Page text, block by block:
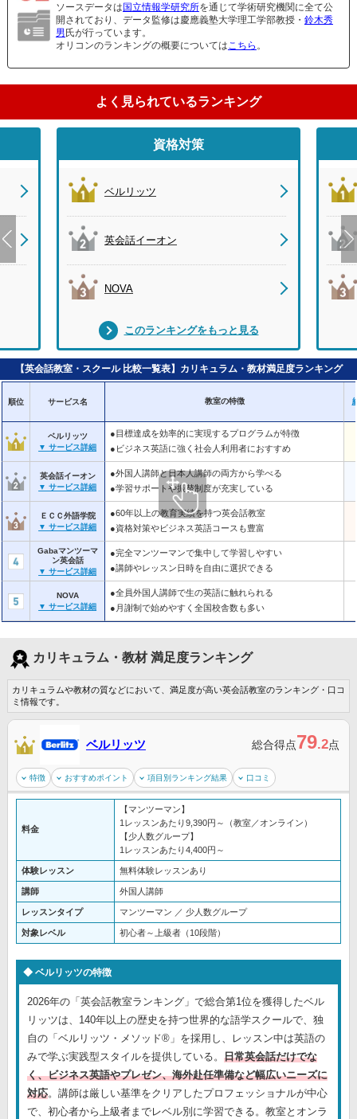
ソースデータは 国立情報学研究所を通じて学術研究機関に全て公
開されており、データ監修は慶應義塾大学理工学部教授・ 鈴木秀
男 氏が行っています。
オリコンのランキングの概要についてはこちら 。
よく見られているランキング
資格対策
ベルリッツ
英会話イーオン
NOVA
このランキングをもっと見る
【英会話教室・スクール 比較一覧表】カリキュラム・教材満足度ランキング
順位 サービス名 教室の特徴
ベルリッツ
▼ サービス詳細
●目標達成を効率的に実現するプログラムが特徴
●ビジネス英語に強く社会人利用者におすすめ
英会話イーオン
▼ サービス詳細
●外国人講師と日本人講師の両方から学べる
●学習サポートや振替制度が充実している
ＥＣＣ外語学院
▼ サービス詳細
●60年以上の教育実績を持つ英会話教室
●資格対策やビジネス英語コースも豊富
Gabaマンツーマ
ン英会話
▼ サービス詳細
●完全マンツーマンで集中して学習しやすい
●講師やレッスン日時を自由に選択できる
NOVA
▼ サービス詳細
●全員外国人講師で生の英語に触れられる
●月謝制で始めやすく全国校舎数も多い
カリキュラム・教材 満足度ランキング
カリキュラムや教材の質などにおいて、満足度が高い英会話教室のランキング・口コ
ミ情報です。
ベルリッツ 総合得点79.2点
特徴 おすすめポイント 項目別ランキング結果 口コミ
料金
【マンツーマン】
1レッスンあたり9,390円～（教室／オンライン）
【少人数グループ】
1レッスンあたり4,400円～
体験レッスン 無料体験レッスンあり
講師 外国人講師
レッスンタイプ マンツーマン ／ 少人数グループ
対象レベル 初心者～上級者（10段階）
ベルリッツの特徴
2026年の「英会話教室ランキング」で総合第1位を獲得したベル
リッツは、140年以上の歴史を持つ世界的な語学スクールで、独
自の「ベルリッツ・メソッド®」を採用し、レッスン中は英語の
みで学ぶ実践型スタイルを提供している。 日常英会話だけでな
く、ビジネス英語やプレゼン、海外赴任準備など幅広いニーズに
対応。講師は厳しい基準をクリアしたプロフェッショナルが中心
で、初心者から上級者までレベル別に学習できる。教室とオンラ